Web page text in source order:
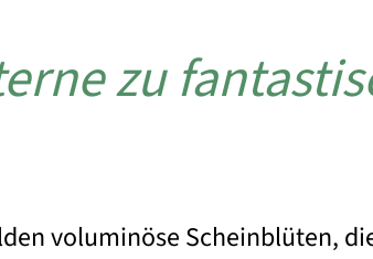
zu
voluminöse Scheinblüten,